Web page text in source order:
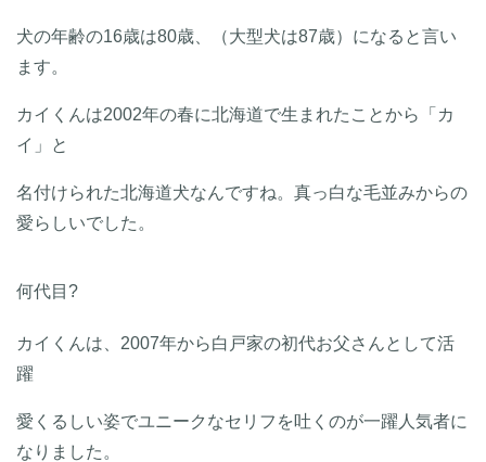
犬の年齢の16歳は80歳、（大型犬は87歳）になると言い
ます。
カイくんは2002年の春に北海道で生まれたことから「カ
イ」と
名付けられた北海道犬なんですね。真っ白な毛並みからの
愛らしいでした。
何代目?
カイくんは、2007年から白戸家の初代お父さんとして活
躍
愛くるしい姿でユニークなセリフを吐くのが一躍人気者に
なりました。